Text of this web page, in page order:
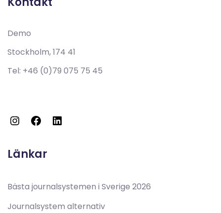
Demo
Stockholm, 174 41
Tel: +46 (0)79 075 75 45
Länkar
Bästa journalsystemen i Sverige 2026
Journalsystem alternativ